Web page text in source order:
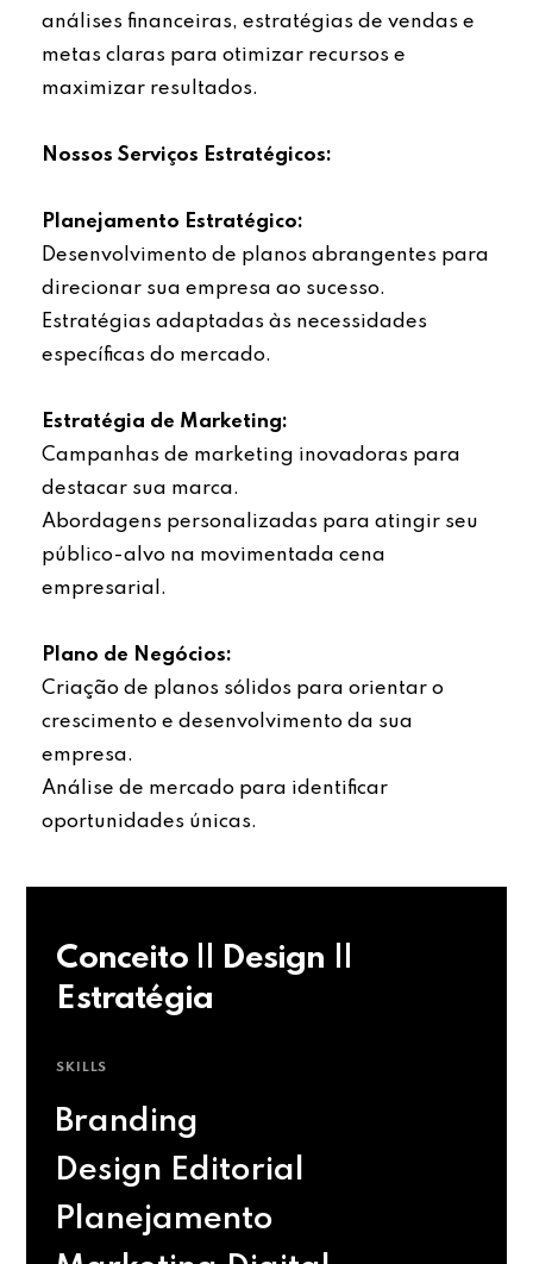
análises financeiras, estratégias de vendas e
metas claras para otimizar recursos e
maximizar resultados.
Nossos Serviços Estratégicos:
Planejamento Estratégico:
Desenvolvimento de planos abrangentes para
direcionar sua empresa ao sucesso.
Estratégias adaptadas às necessidades
específicas do mercado.
Estratégia de Marketing:
Campanhas de marketing inovadoras para
destacar sua marca.
Abordagens personalizadas para atingir seu
público-alvo na movimentada cena
empresarial.
Plano de Negócios:
Criação de planos sólidos para orientar o
crescimento e desenvolvimento da sua
empresa.
Análise de mercado para identificar
oportunidades únicas.
Conceito || Design ||
Estratégia
SKILLS
Branding
Design Editorial
Planejamento